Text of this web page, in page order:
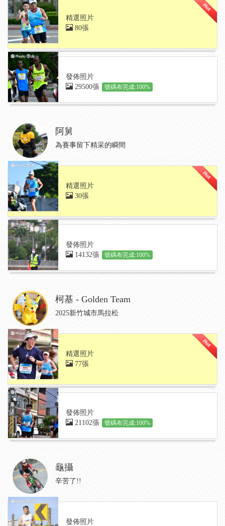
精選照片
80張
發佈照片
29500張
號碼布完成:100%
阿舅
為賽事留下精采的瞬間
精選照片
30張
發佈照片
14132張
號碼布完成:100%
柯基 - Golden Team
2025新竹城市馬拉松
精選照片
77張
發佈照片
21102張
號碼布完成:100%
龜攝
辛苦了!!
發佈照片